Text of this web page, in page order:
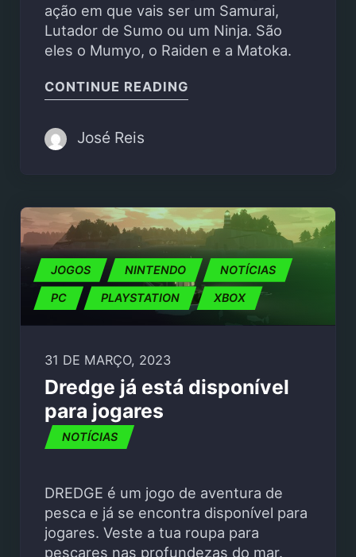
ação em que vais ser um Samurai,
Lutador de Sumo ou um Ninja. São
eles o Mumyo, o Raiden e a Matoka.
CONTINUE READING
José Reis
JOGOS NINTENDO NOTÍCIAS
PC PLAYSTATION XBOX
31 DE MARÇO, 2023
Dredge já está disponível
para jogares
NOTÍCIAS
DREDGE é um jogo de aventura de
pesca e já se encontra disponível para
jogares. Veste a tua roupa para
pescares nas profundezas do mar.